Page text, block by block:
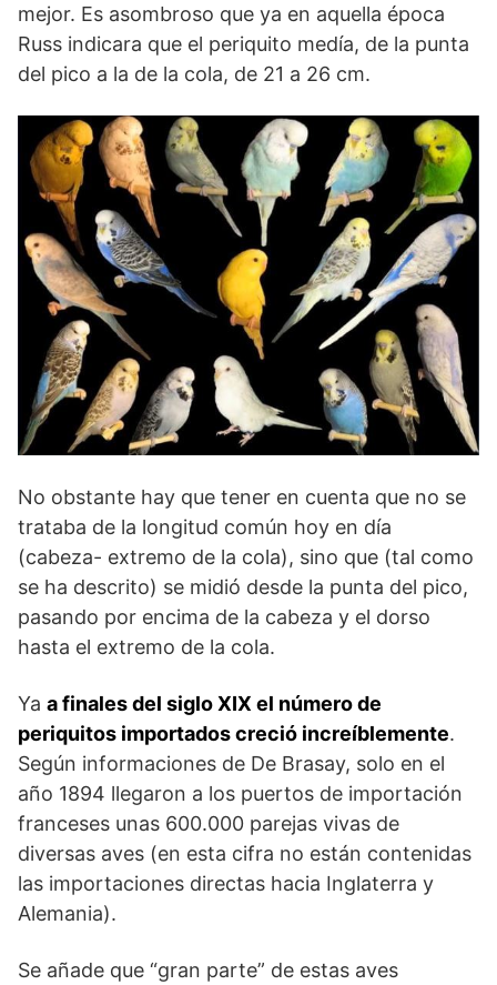
mejor. Es asombroso que ya en aquella época
Russ indicara que el periquito medía, de la punta
del pico a la de la cola, de 21 a 26 cm.
No obstante hay que tener en cuenta que no se
trataba de la longitud común hoy en día
(cabeza- extremo de la cola), sino que (tal como
se ha descrito) se midió desde la punta del pico,
pasando por encima de la cabeza y el dorso
hasta el extremo de la cola.
Ya a finales del siglo XIX el número de
periquitos importados creció increíblemente.
Según informaciones de De Brasay, solo en el
año 1894 llegaron a los puertos de importación
franceses unas 600.000 parejas vivas de
diversas aves (en esta cifra no están contenidas
las importaciones directas hacia Inglaterra y
Alemania).
Se añade que “gran parte” de estas aves